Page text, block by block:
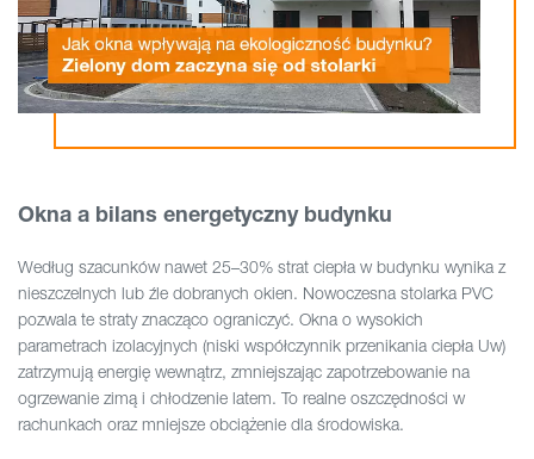
Okna a bilans energetyczny budynku
Według szacunków nawet 25–30% strat ciepła w budynku wynika z
nieszczelnych lub źle dobranych okien. Nowoczesna stolarka PVC
pozwala te straty znacząco ograniczyć. Okna o wysokich
parametrach izolacyjnych (niski współczynnik przenikania ciepła Uw)
zatrzymują energię wewnątrz, zmniejszając zapotrzebowanie na
ogrzewanie zimą i chłodzenie latem. To realne oszczędności w
rachunkach oraz mniejsze obciążenie dla środowiska.